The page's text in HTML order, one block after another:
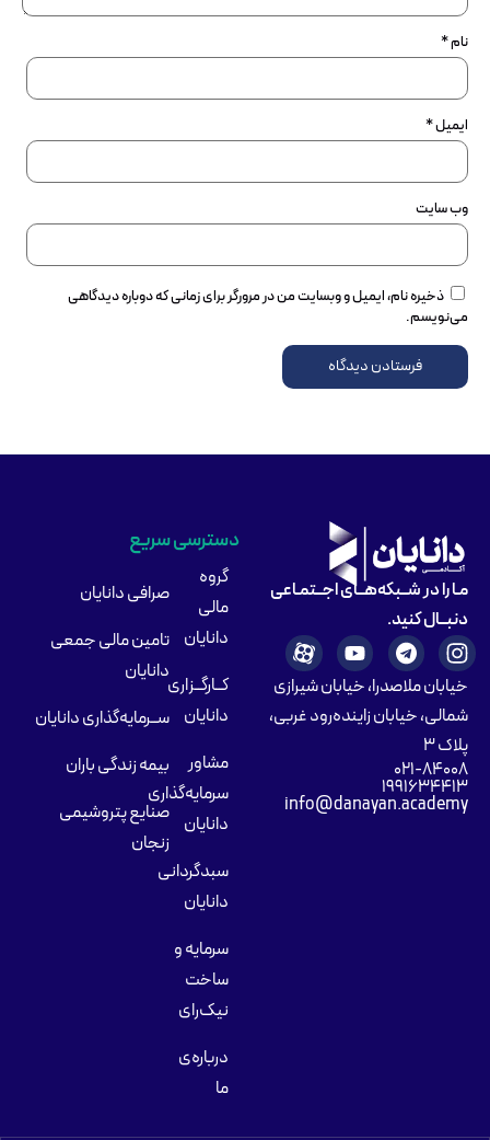
نام*
ایمیل*
وب‌ سایت
ذخیره نام، ایمیل و وبسایت من در مرورگر برای زمانی که دوباره دیدگاهی
می‌نویسم.
مـا را در شــبکه‌هــای اجــتمـاعی
دنبــال کنید.
خیابان ملاصدرا، خیابان شیرازی
شمالی، خیابان زاینده‌رود غربی،
پلاک ۳
۰۲۱-۸۴۰۰۸
۱۹۹۱۶۳۴۴۱۳
info@danayan.academy
دسترسی سریع
گروه
مالی
دانایان
کــارگــزاری
دانایان
مشاور
سرمایه‌گذاری
دانایان
سبدگردانی
دانایان
سرمایه و
ساخت
نیک‌رای
درباره‌ی
ما
صرافی دانایان
تامین مالی جمعی
دانایان
ســرمایه‌گذاری دانایان
بیمه زندگی باران
صنایع پتروشیمی
زنجان